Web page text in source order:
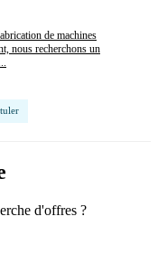
de machines
nous recherchons un
d'offres ?